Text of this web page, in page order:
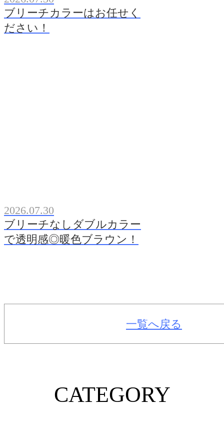
ブリーチカラーはお任せく
ださい！
2026.07.30
ブリーチなしダブルカラー
で透明感◎暖色ブラウン！
一覧へ戻る
CATEGORY